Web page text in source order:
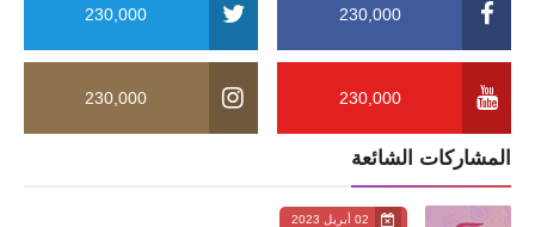
230,000
230,000
230,000
230,000
المشاركات الشائعة
02 أبريل 2023